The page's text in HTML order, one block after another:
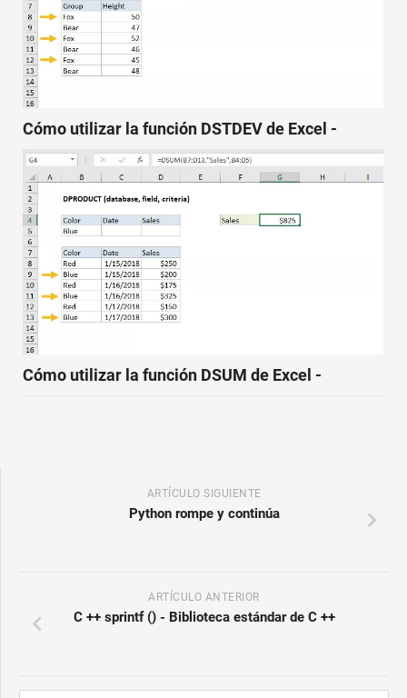
Cómo utilizar la función DSTDEV de Excel -
Cómo utilizar la función DSUM de Excel -
ARTÍCULO SIGUIENTE
Python rompe y continúa
ARTÍCULO ANTERIOR
C ++ sprintf () - Biblioteca estándar de C ++